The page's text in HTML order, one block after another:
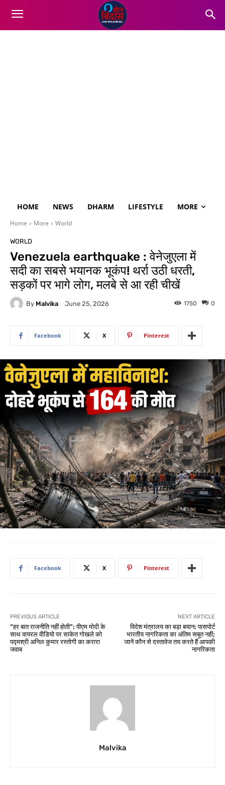
HOME NEWS DHARM LIFESTYLE MORE
Home More World
WORLD
Venezuela earthquake : वेनेजुएला में
सदी का सबसे भयानक भूकंप! थर्रा उठी धरती,
सड़कों पर भागे लोग, मलबे से आ रही चीखें
By Malvika June 25, 2026 0
1750
Facebook X Pinterest
Facebook X Pinterest
PREVIOUS ARTICLE
“हर बात राजनीति नहीं होती”: पीएम मोदी के
साथ वायरल वीडियो पर साकेत गोखले को
पद्मश्री अनिल कुमार रस्तोगी का करारा
जवाब
NEXT ARTICLE
विदेश मंत्रालय का बड़ा बयान: पासपोर्ट
भारतीय नागरिकता का अंतिम सबूत नहीं;
जानें कौन से दस्तावेज तय करते हैं आपकी
नागरिकता
Malvika